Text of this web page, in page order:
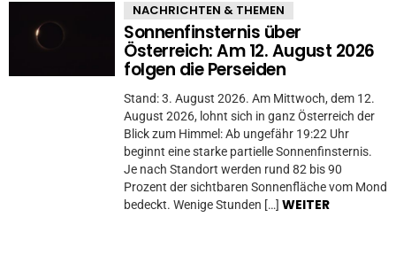
NACHRICHTEN & THEMEN
Sonnenfinsternis über
Österreich: Am 12. August 2026
folgen die Perseiden
Stand: 3. August 2026. Am Mittwoch, dem 12.
August 2026, lohnt sich in ganz Österreich der
Blick zum Himmel: Ab ungefähr 19:22 Uhr
beginnt eine starke partielle Sonnenfinsternis.
Je nach Standort werden rund 82 bis 90
Prozent der sichtbaren Sonnenfläche vom Mond
bedeckt. Wenige Stunden […] WEITER